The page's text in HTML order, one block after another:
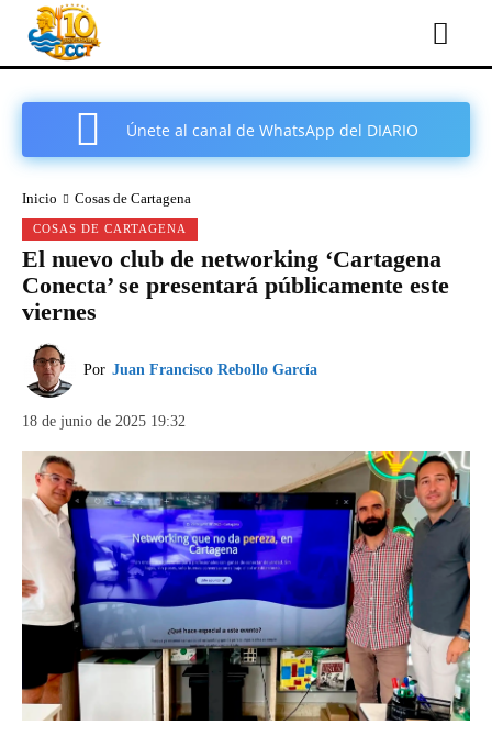
Únete al canal de WhatsApp del DIARIO
Inicio Cosas de Cartagena
COSAS DE CARTAGENA
El nuevo club de networking ‘Cartagena
Conecta’ se presentará públicamente este
viernes
Por Juan Francisco Rebollo García
18 de junio de 2025 19:32